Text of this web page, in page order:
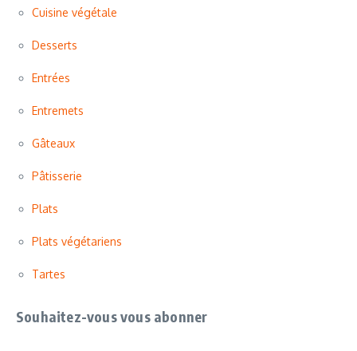
Cuisine végétale
Desserts
Entrées
Entremets
Gâteaux
Pâtisserie
Plats
Plats végétariens
Tartes
Souhaitez-vous vous abonner